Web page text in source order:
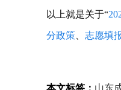
以上就是关于“
分政策、 志愿填